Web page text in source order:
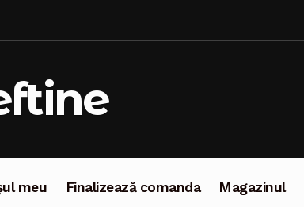
meu Finalizează comanda Magazinul